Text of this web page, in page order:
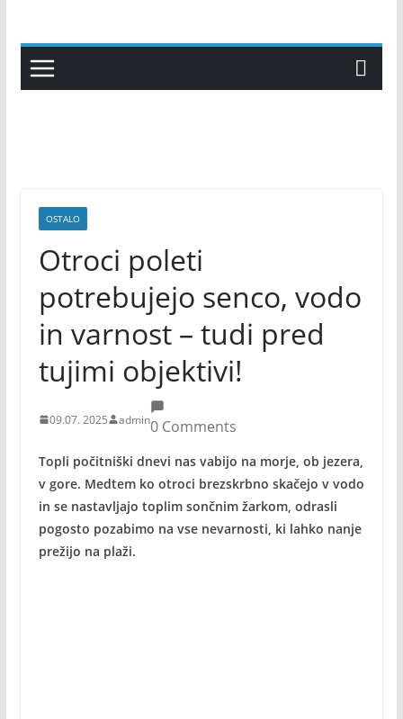
content
OSTALO
Otroci poleti
potrebujejo senco, vodo
in varnost – tudi pred
tujimi objektivi!
09.07. 2025 admin0 Comments
Topli počitniški dnevi nas vabijo na morje, ob jezera,
v gore. Medtem ko otroci brezskrbno skačejo v vodo
in se nastavljajo toplim sončnim žarkom, odrasli
pogosto pozabimo na vse nevarnosti, ki lahko nanje
prežijo na plaži.